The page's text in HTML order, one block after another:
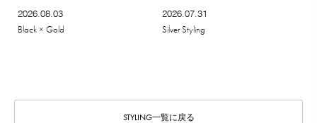
2026.08.03
Black × Gold
2026.07.31
Silver Styling
STYLING一覧に戻る